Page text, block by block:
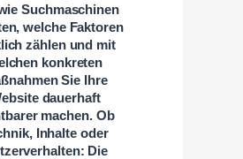
Suchmaschinen
welche Faktoren
zählen und mit
konkreten
Sie Ihre
dauerhaft
machen. Ob
Inhalte oder
Die